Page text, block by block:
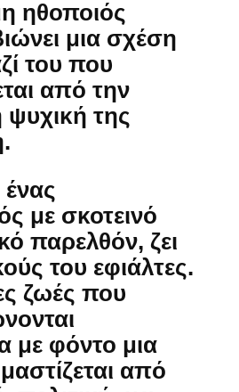
ηθοποιός
μια σχέση
του που
από την
της
με σκοτεινό
παρελθόν, ζει
του εφιάλτες.
ζωές που
με φόντο μια
από